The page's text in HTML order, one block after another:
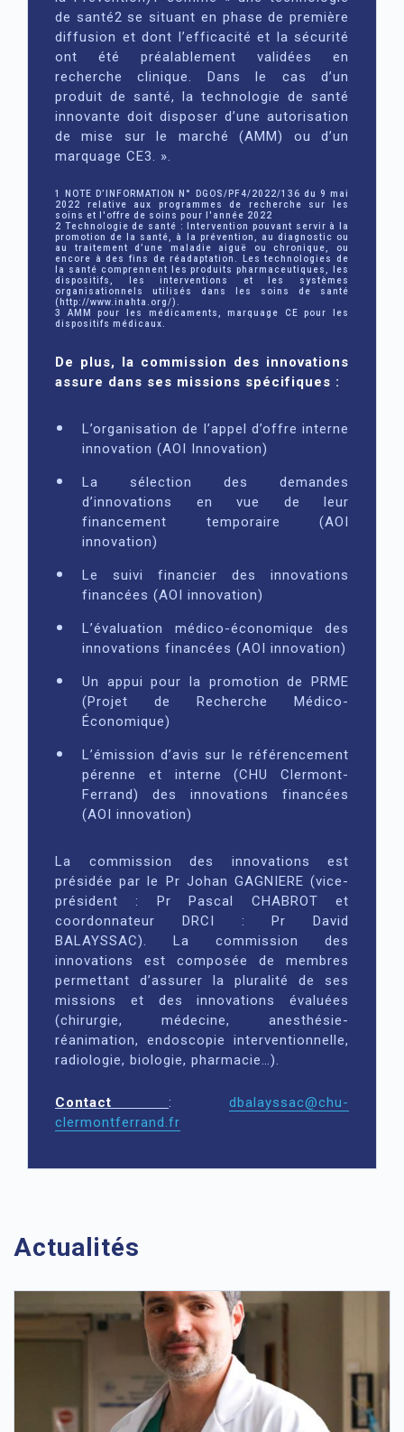
de santé2 se situant en phase de première
diffusion et dont l’efficacité et la sécurité
ont été préalablement validées en
recherche clinique. Dans le cas d’un
produit de santé, la technologie de santé
innovante doit disposer d’une autorisation
de mise sur le marché (AMM) ou d’un
marquage CE3. ».
1 NOTE D’INFORMATION N° DGOS/PF4/2022/136 du 9 mai
2022 relative aux programmes de recherche sur les
soins et l'offre de soins pour l'année 2022
2 Technologie de santé : Intervention pouvant servir à la
promotion de la santé, à la prévention, au diagnostic ou
au traitement d’une maladie aiguë ou chronique, ou
encore à des fins de réadaptation. Les technologies de
la santé comprennent les produits pharmaceutiques, les
dispositifs, les interventions et les systèmes
organisationnels utilisés dans les soins de santé
(http://www.inahta.org/).
3 AMM pour les médicaments, marquage CE pour les
dispositifs médicaux.
De plus, la commission des innovations
assure dans ses missions spécifiques :
L’organisation de l’appel d’offre interne
innovation (AOI Innovation)
La sélection des demandes
d’innovations en vue de leur
financement temporaire (AOI
innovation)
Le suivi financier des innovations
financées (AOI innovation)
L’évaluation médico-économique des
innovations financées (AOI innovation)
Un appui pour la promotion de PRME
(Projet de Recherche Médico-
Économique)
L’émission d’avis sur le référencement
pérenne et interne (CHU Clermont-
Ferrand) des innovations financées
(AOI innovation)
La commission des innovations est
présidée par le Pr Johan GAGNIERE (vice-
président : Pr Pascal CHABROT et
coordonnateur DRCI : Pr David
BALAYSSAC). La commission des
innovations est composée de membres
permettant d’assurer la pluralité de ses
missions et des innovations évaluées
(chirurgie, médecine, anesthésie-
réanimation, endoscopie interventionnelle,
radiologie, biologie, pharmacie…).
Contact : dbalayssac@chu-
clermontferrand.fr
Actualités